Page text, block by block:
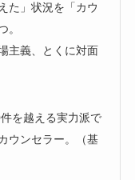
た」状況を「カウ
。
主義、とくに対面
を越える実力派で
ウンセラー。（基